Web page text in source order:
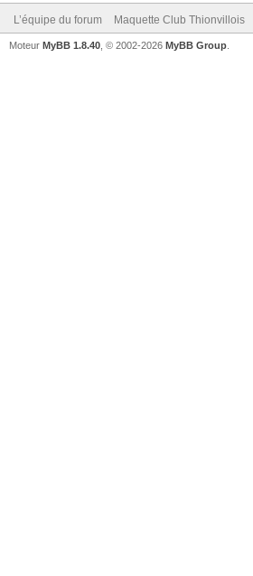
L’équipe du forum Maquette Club Thionvillois
Moteur MyBB 1.8.40 , © 2002-2026 MyBB Group